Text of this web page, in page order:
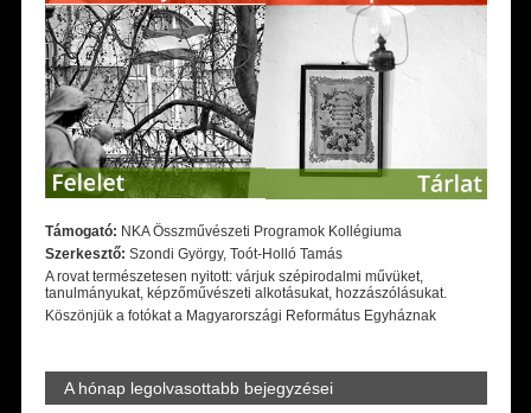
Támogató: NKA Összművészeti Programok Kollégiuma
Szerkesztő: Szondi György, Toót-Holló Tamás
A rovat természetesen nyitott: várjuk szépirodalmi művüket,
tanulmányukat, képzőművészeti alkotásukat, hozzászólásukat.
Köszönjük a fotókat a Magyarországi Református Egyháznak
A hónap legolvasottabb bejegyzései